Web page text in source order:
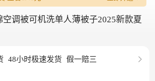
调被可机洗单人薄被子2025新款夏
48小时极速发货 假一赔三